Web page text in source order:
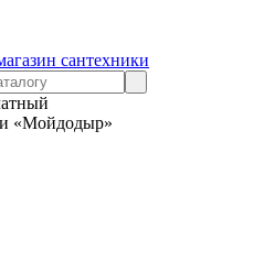
сантехники
«Мойдодыр»